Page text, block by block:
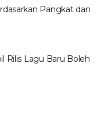
Pangkat dan
Rilis Lagu Baru Boleh